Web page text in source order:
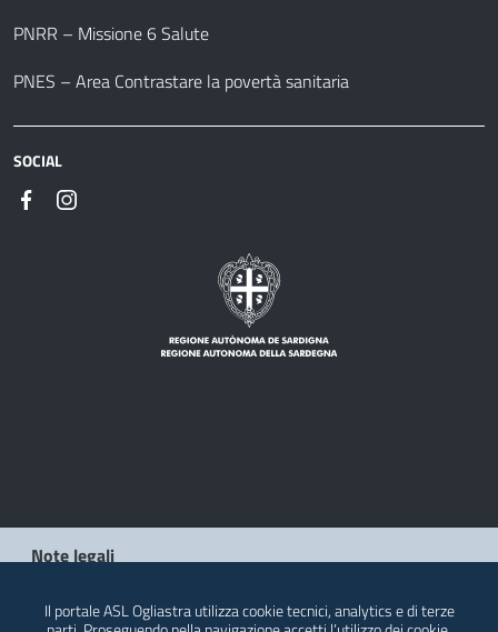
PNRR – Missione 6 Salute
PNES – Area Contrastare la povertà sanitaria
SOCIAL
Note legali
Il portale ASL Ogliastra utilizza cookie tecnici, analytics e di terze